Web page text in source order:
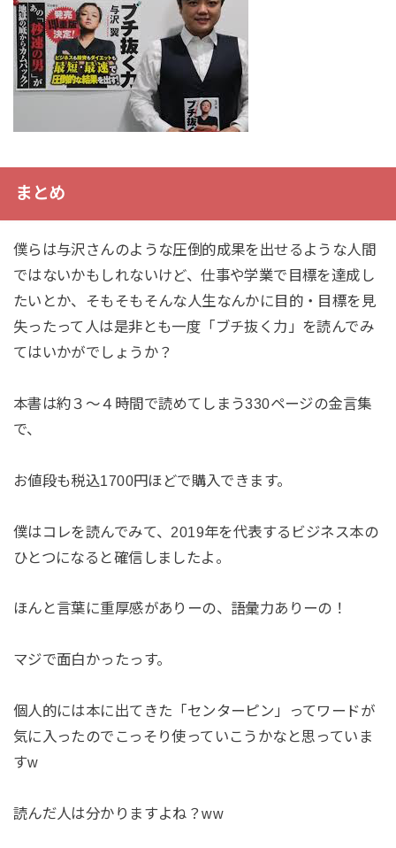
まとめ
僕らは与沢さんのような圧倒的成果を出せるような人間
ではないかもしれないけど、仕事や学業で目標を達成し
たいとか、そもそもそんな人生なんかに目的・目標を見
失ったって人は是非とも一度「ブチ抜く力」を読んでみ
てはいかがでしょうか？
本書は約３〜４時間で読めてしまう330ページの金言集
で、
お値段も税込1700円ほどで購入できます。
僕はコレを読んでみて、2019年を代表するビジネス本の
ひとつになると確信しましたよ。
ほんと言葉に重厚感がありーの、語彙力ありーの！
マジで面白かったっす。
個人的には本に出てきた「センターピン」ってワードが
気に入ったのでこっそり使っていこうかなと思っていま
すw
読んだ人は分かりますよね？ww